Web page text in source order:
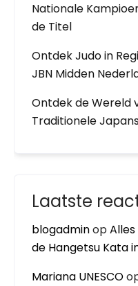
Nationale
de Titel
Ontdek Judo in
JBN Midden
Ontdek de Wereld
Traditionele
Laatste
blogadminop
de Hangetsu Kata
Mariana UNESCO